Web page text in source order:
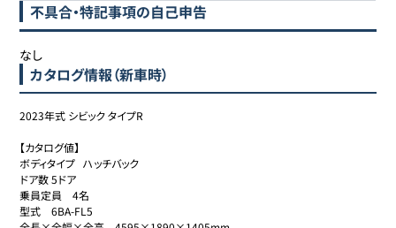
不具合・特記事項の自己申告
なし
カタログ情報（新車時）
2023年式 シビック タイプR
【カタログ値】
ボディタイプ	ハッチバック
ドア数	5ドア
乗員定員	4名
型式	6BA-FL5